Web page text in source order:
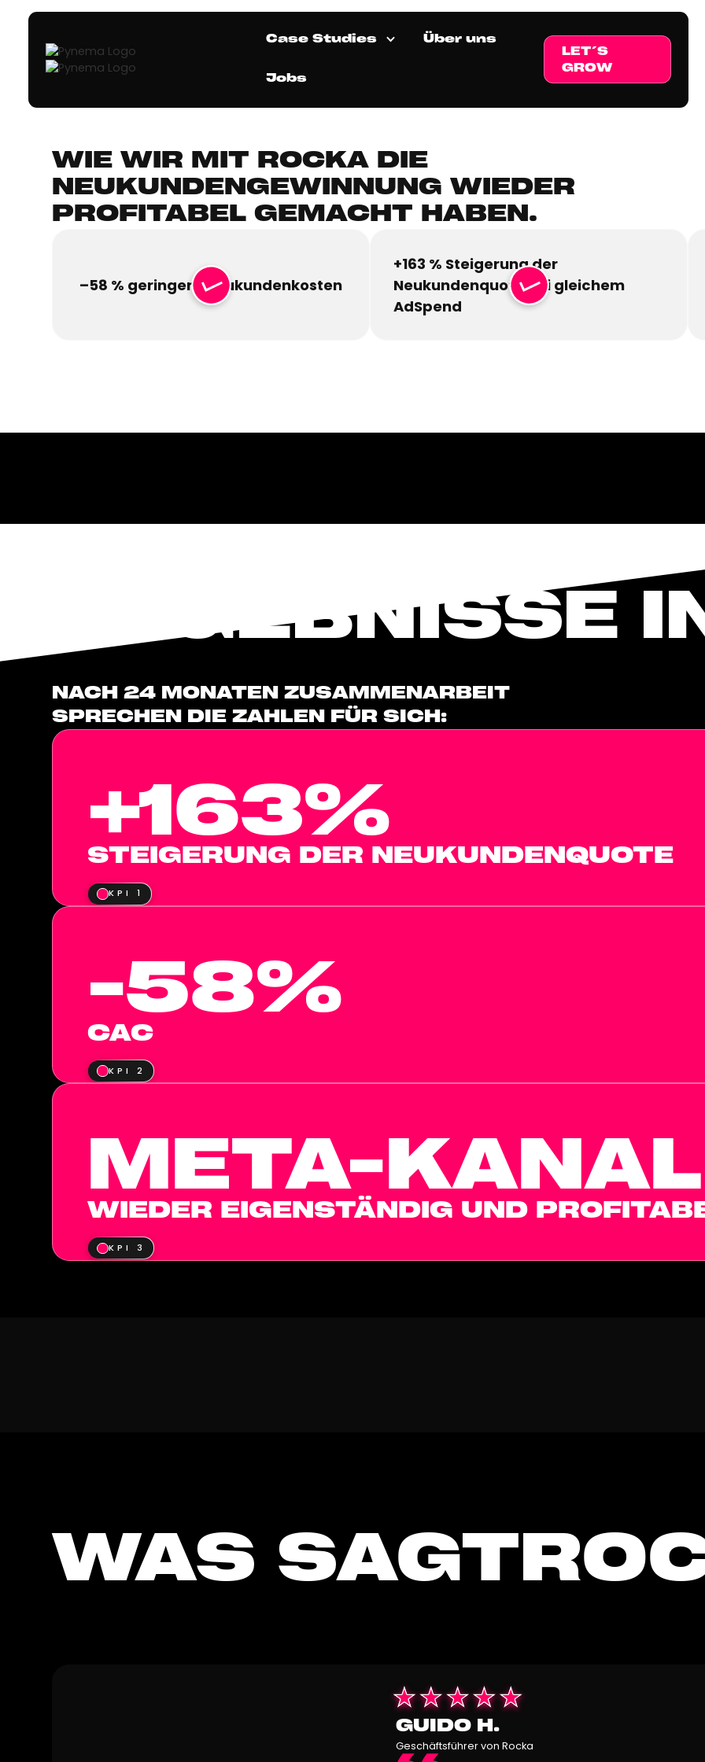
Case Studies Über uns
Jobs
LET´S
GROW
WIE WIR MIT ROCKA DIE
NEUKUNDENGEWINNUNG WIEDER
PROFITABEL GEMACHT HABEN.
–58 % geringere Neukundenkosten
+163 % Steigerung der
Neukundenquote bei gleichem
AdSpend
ERGEBNISSE
NACH 24 MONATEN ZUSAMMENARBEIT
SPRECHEN DIE ZAHLEN FÜR SICH:
+163%
STEIGERUNG DER NEUKUNDENQUOTE
KPI 1
-58%
CAC
KPI 2
META-KANAL
WIEDER EIGENSTÄNDIG UND
KPI 3
WAS SAGT
GUIDO H.
Geschäftsführer von Rocka